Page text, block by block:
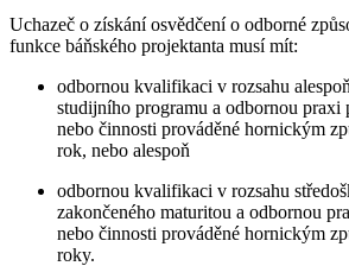
Uchazeč o získání osvědčení o odborné
funkce báňského projektanta musí mít:
odbornou kvalifikaci v rozsahu
studijního programu a odbornou praxi
nebo činnosti prováděné hornickým
rok, nebo alespoň
odbornou kvalifikaci v rozsahu
zakončeného maturitou a odbornou
nebo činnosti prováděné hornickým
roky.